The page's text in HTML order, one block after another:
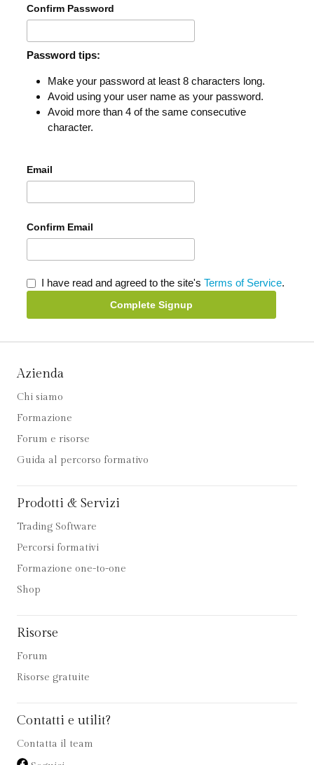
Confirm Password
Password tips:
Make your password at least 8 characters long.
Avoid using your user name as your password.
Avoid more than 4 of the same consecutive
character.
Email
Confirm Email
I have read and agreed to the site's Terms of Service.
Complete Signup
Azienda
Chi siamo
Formazione
Forum e risorse
Guida al percorso formativo
Prodotti & Servizi
Trading Software
Percorsi formativi
Formazione one-to-one
Shop
Risorse
Forum
Risorse gratuite
Contatti e utilit?
Contatta il team